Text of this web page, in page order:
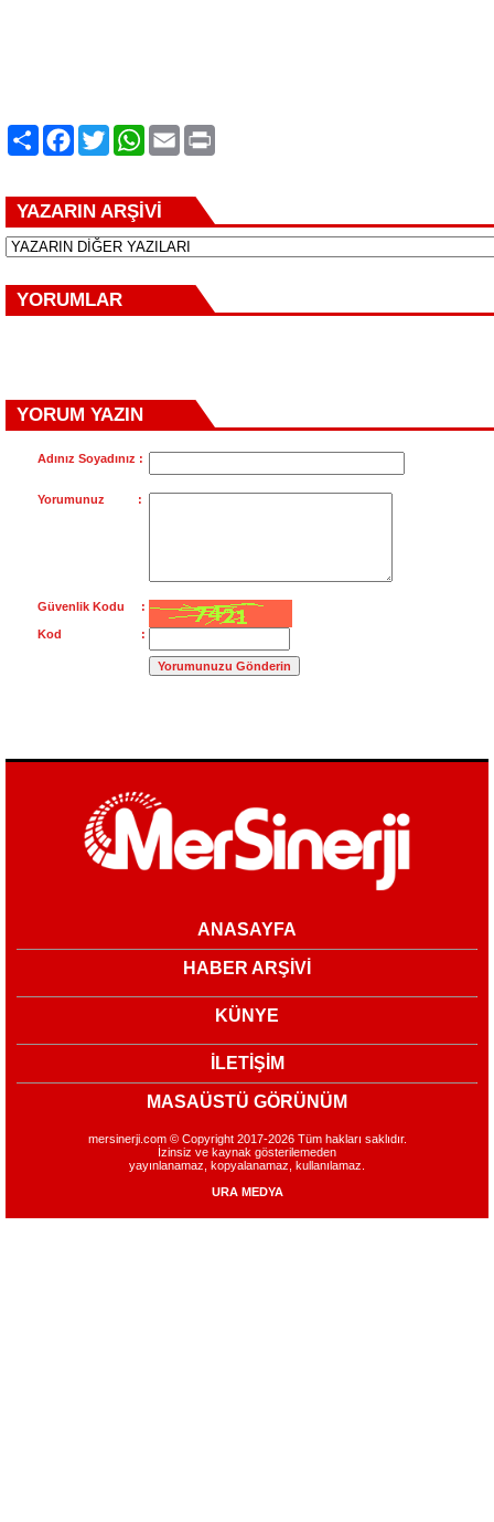
PaylaşFacebook
TwitterWhatsApp
Email
YAZARIN ARŞİVİ
YORUMLAR
YORUM YAZIN
Adınız Soyadınız :
Yorumunuz :
Güvenlik Kodu :
Kod :
ANASAYFA
HABER ARŞİVİ
KÜNYE
İLETİŞİM
MASAÜSTÜ GÖRÜNÜM
mersinerji.com © Copyright 2017-2026 Tüm hakları saklıdır.
İzinsiz ve kaynak gösterilemeden
yayınlanamaz, kopyalanamaz, kullanılamaz.
URA MEDYA